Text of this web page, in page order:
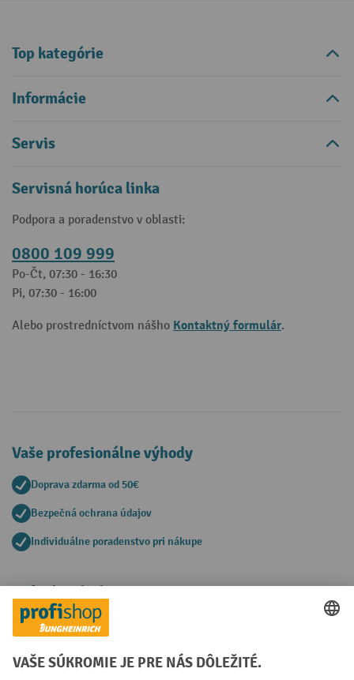
Top kategórie
Informácie
Servis
Servisná horúca linka
Podpora a poradenstvo v oblasti:
0800 109 999
Po-Čt, 07:30 - 16:30
Pi, 07:30 - 16:00
Alebo prostredníctvom nášho Kontaktný formulár.
Vaše profesionálne výhody
Doprava zdarma od 50€
Bezpečná ochrana údajov
Individuálne poradenstvo pri nákupe
Spôsoby platby
Creditcard (Master)Creditcard (Visa)
Faktúra Predplatba